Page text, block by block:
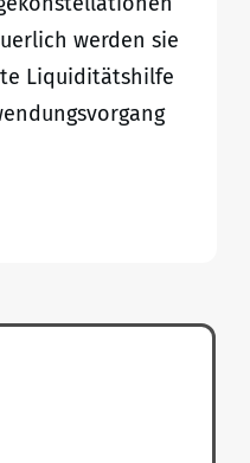
werden sie
Liquiditätshilfe